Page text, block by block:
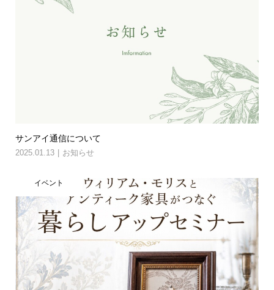
サンアイ通信について
2025.01.13 お知らせ
イベント